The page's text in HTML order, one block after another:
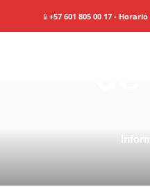
📱 +57 601 805 00 17 -